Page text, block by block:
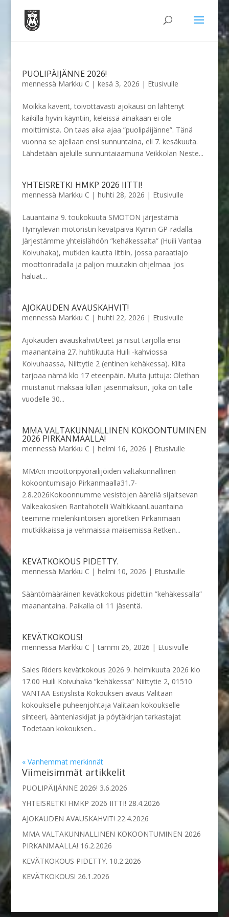
PUOLIPÄIJÄNNE 2026!
mennessä Markku C | kesä 3, 2026 | Etusivulle
Moikka kaverit, toivottavasti ajokausi on lähtenyt
kaikilla hyvin käyntiin, keleissä ainakaan ei ole
moittimista. On taas aika ajaa ”puolipäijänne”. Tänä
vuonna se ajellaan ensi sunnuntaina, eli 7. kesäkuuta.
Lähdetään ajelulle sunnuntaiaamuna Veikkolan Neste...
YHTEISRETKI HMKP 2026 IITTI!
mennessä Markku C | huhti 28, 2026 | Etusivulle
Lauantaina 9. toukokuuta SMOTON järjestämä
Hymyilevän motoristin kevätpäivä Kymin GP-radalla.
Järjestämme yhteislähdön ”kehäkessalta” (Huili Vantaa
Koivuhaka), mutkien kautta Iittiin, jossa paraatiajo
moottoriradalla ja paljon muutakin ohjelmaa. Jos
haluat...
AJOKAUDEN AVAUSKAHVIT!
mennessä Markku C | huhti 22, 2026 | Etusivulle
Ajokauden avauskahvit/teet ja nisut tarjolla ensi
maanantaina 27. huhtikuuta Huili -kahviossa
Koivuhaassa, Niittytie 2 (entinen kehäkessa). Kilta
tarjoaa nämä klo 17 eteenpäin. Muita juttuja: Olethan
muistanut maksaa killan jäsenmaksun, joka on tälle
vuodelle 30...
MMA VALTAKUNNALLINEN KOKOONTUMINEN
2026 PIRKANMAALLA!
mennessä Markku C | helmi 16, 2026 | Etusivulle
MMA:n moottoripyöräilijöiden valtakunnallinen
kokoontumisajo Pirkanmaalla31.7-
2.8.2026Kokoonnumme vesistöjen äärellä sijaitsevan
Valkeakosken Rantahotelli WaltikkaanLauantaina
teemme mielenkiintoisen ajoretken Pirkanmaan
mutkikkaissa ja vehmaissa maisemissa.Retken...
KEVÄTKOKOUS PIDETTY.
mennessä Markku C | helmi 10, 2026 | Etusivulle
Sääntömääräinen kevätkokous pidettiin ”kehäkessalla”
maanantaina. Paikalla oli 11 jäsentä.
KEVÄTKOKOUS!
mennessä Markku C |tammi 26, 2026 | Etusivulle
Sales Riders kevätkokous 2026 9. helmikuuta 2026 klo
17.00 Huili Koivuhaka ”kehäkessa” Niittytie 2, 01510
VANTAA Esityslista Kokouksen avaus Valitaan
kokoukselle puheenjohtaja Valitaan kokoukselle
sihteeri, ääntenlaskijat ja pöytäkirjan tarkastajat
Todetaan kokouksen...
« Vanhemmat merkinnät
Viimeisimmät artikkelit
PUOLIPÄIJÄNNE 2026! 3.6.2026
YHTEISRETKI HMKP 2026 IITTI! 28.4.2026
AJOKAUDEN AVAUSKAHVIT! 22.4.2026
MMA VALTAKUNNALLINEN KOKOONTUMINEN 2026
PIRKANMAALLA! 16.2.2026
KEVÄTKOKOUS PIDETTY. 10.2.2026
KEVÄTKOKOUS! 26.1.2026